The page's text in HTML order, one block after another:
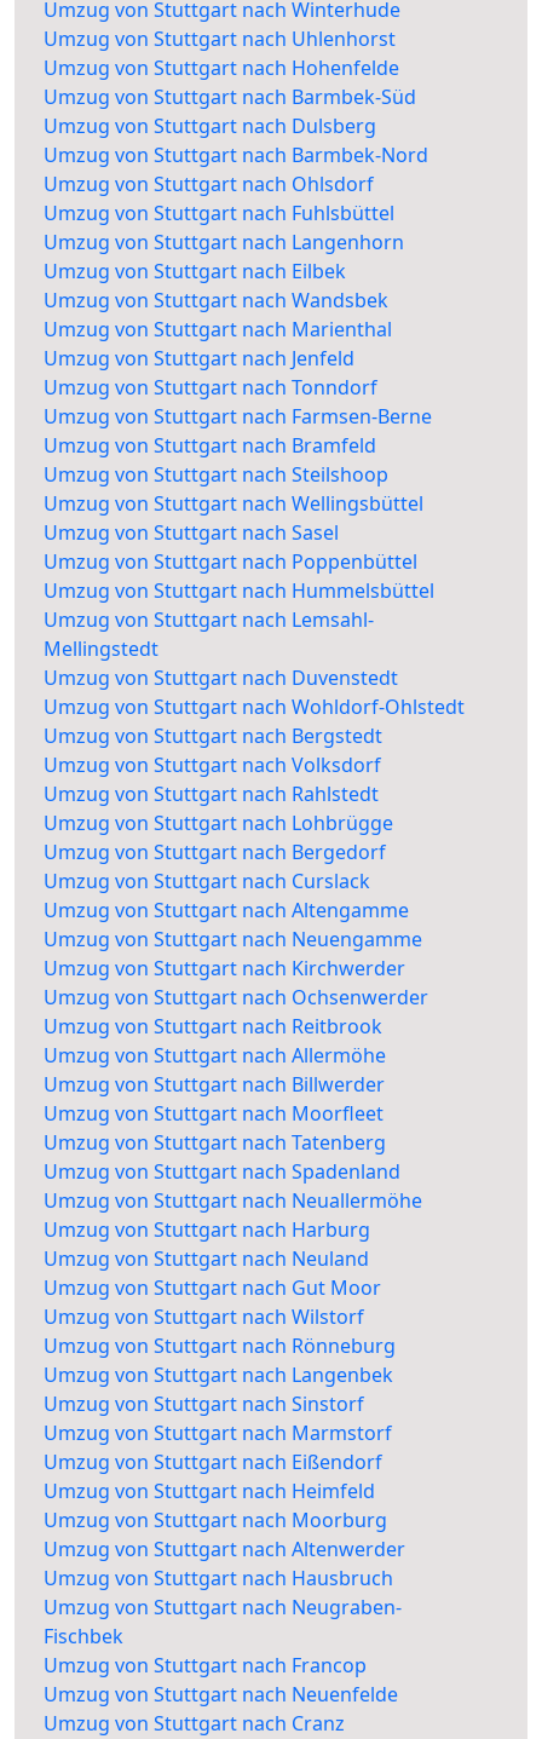
Umzug von Stuttgart nach Winterhude
Umzug von Stuttgart nach Uhlenhorst
Umzug von Stuttgart nach Hohenfelde
Umzug von Stuttgart nach Barmbek-Süd
Umzug von Stuttgart nach Dulsberg
Umzug von Stuttgart nach Barmbek-Nord
Umzug von Stuttgart nach Ohlsdorf
Umzug von Stuttgart nach Fuhlsbüttel
Umzug von Stuttgart nach Langenhorn
Umzug von Stuttgart nach Eilbek
Umzug von Stuttgart nach Wandsbek
Umzug von Stuttgart nach Marienthal
Umzug von Stuttgart nach Jenfeld
Umzug von Stuttgart nach Tonndorf
Umzug von Stuttgart nach Farmsen-Berne
Umzug von Stuttgart nach Bramfeld
Umzug von Stuttgart nach Steilshoop
Umzug von Stuttgart nach Wellingsbüttel
Umzug von Stuttgart nach Sasel
Umzug von Stuttgart nach Poppenbüttel
Umzug von Stuttgart nach Hummelsbüttel
Umzug von Stuttgart nach Lemsahl-
Mellingstedt
Umzug von Stuttgart nach Duvenstedt
Umzug von Stuttgart nach Wohldorf-Ohlstedt
Umzug von Stuttgart nach Bergstedt
Umzug von Stuttgart nach Volksdorf
Umzug von Stuttgart nach Rahlstedt
Umzug von Stuttgart nach Lohbrügge
Umzug von Stuttgart nach Bergedorf
Umzug von Stuttgart nach Curslack
Umzug von Stuttgart nach Altengamme
Umzug von Stuttgart nach Neuengamme
Umzug von Stuttgart nach Kirchwerder
Umzug von Stuttgart nach Ochsenwerder
Umzug von Stuttgart nach Reitbrook
Umzug von Stuttgart nach Allermöhe
Umzug von Stuttgart nach Billwerder
Umzug von Stuttgart nach Moorfleet
Umzug von Stuttgart nach Tatenberg
Umzug von Stuttgart nach Spadenland
Umzug von Stuttgart nach Neuallermöhe
Umzug von Stuttgart nach Harburg
Umzug von Stuttgart nach Neuland
Umzug von Stuttgart nach Gut Moor
Umzug von Stuttgart nach Wilstorf
Umzug von Stuttgart nach Rönneburg
Umzug von Stuttgart nach Langenbek
Umzug von Stuttgart nach Sinstorf
Umzug von Stuttgart nach Marmstorf
Umzug von Stuttgart nach Eißendorf
Umzug von Stuttgart nach Heimfeld
Umzug von Stuttgart nach Moorburg
Umzug von Stuttgart nach Altenwerder
Umzug von Stuttgart nach Hausbruch
Umzug von Stuttgart nach Neugraben-
Fischbek
Umzug von Stuttgart nach Francop
Umzug von Stuttgart nach Neuenfelde
Umzug von Stuttgart nach Cranz